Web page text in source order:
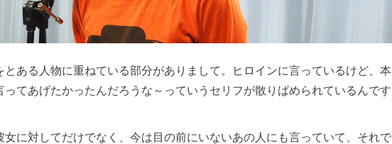
とある人物に重ねている部分がありまして。ヒロインに言っているけど、本
ってあげたかったんだろうな～っていうセリフが散りばめられているんです
女に対してだけでなく、今は目の前にいないあの人にも言っていて、それで